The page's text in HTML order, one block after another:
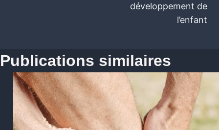
développement de
l’enfant
Publications similaires